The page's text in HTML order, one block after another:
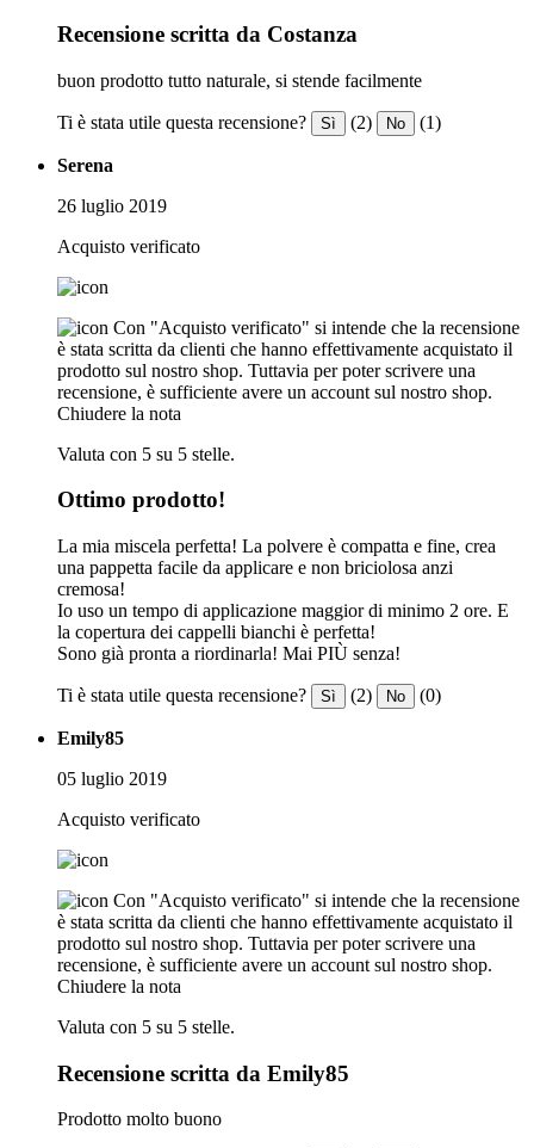
Recensione scritta da Costanza
buon prodotto tutto naturale, si stende facilmente
Ti è stata utile questa recensione? Sì (2) No (1)
Serena
26 luglio 2019
Acquisto verificato
Con "Acquisto verificato" si intende che la recensione
è stata scritta da clienti che hanno effettivamente acquistato il
prodotto sul nostro shop. Tuttavia per poter scrivere una
recensione, è sufficiente avere un account sul nostro shop.
Chiudere la nota
Valuta con 5 su 5 stelle.
Ottimo prodotto!
La mia miscela perfetta! La polvere è compatta e fine, crea
una pappetta facile da applicare e non briciolosa anzi
cremosa!
Io uso un tempo di applicazione maggior di minimo 2 ore. E
la copertura dei cappelli bianchi è perfetta!
Sono già pronta a riordinarla! Mai PIÙ senza!
Ti è stata utile questa recensione? Sì (2) No (0)
Emily85
05 luglio 2019
Acquisto verificato
Con "Acquisto verificato" si intende che la recensione
è stata scritta da clienti che hanno effettivamente acquistato il
prodotto sul nostro shop. Tuttavia per poter scrivere una
recensione, è sufficiente avere un account sul nostro shop.
Chiudere la nota
Valuta con 5 su 5 stelle.
Recensione scritta da Emily85
Prodotto molto buono